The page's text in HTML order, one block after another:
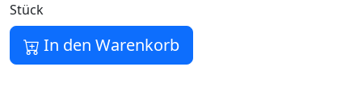
Stück
In den Warenkorb